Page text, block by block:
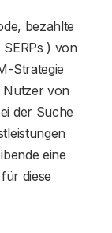
bezahlte
) von
Strategie
Nutzer von
der Suche
eine
diese